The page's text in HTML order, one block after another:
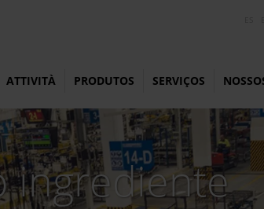
ATTIVITÀ PRODUTOS SERVIÇOS
ingrediente